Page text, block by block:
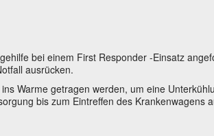
bei einem First Responder -Einsatz
ausrücken.
Warme getragen werden, um eine
bis zum Eintreffen des Krankenwagens